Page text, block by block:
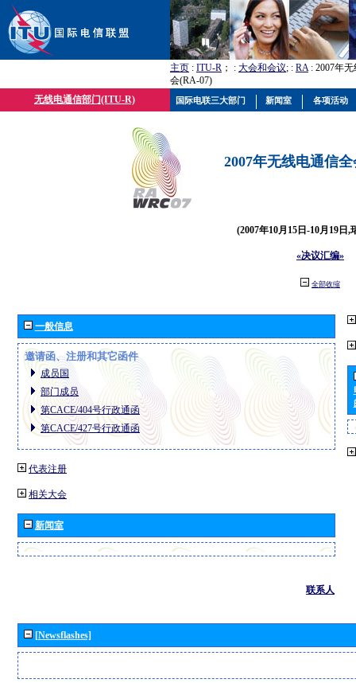
主页 : ITU-R ； : 大会和会议; : RA: 2007年
会(RA-07)
无线电通信部门(ITU-R)
2007年无线电通信
(2007年10月15日-10月19日,
«决议汇编»
全部收缩
一般信息
邀请函、注册和其它函件
成员国
部门成员
第CACE/404号行政通函
第CACE/427号行政通函
代表注册
相关大会
新闻室
联系人
[Newsflashes]
国际电联三大部门 新闻室 各项活动